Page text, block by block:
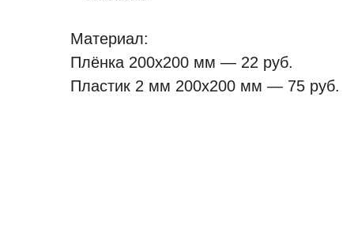
Материал:
Плёнка 200х200 мм — 22 руб.
Пластик 2 мм 200х200 мм — 75 руб.